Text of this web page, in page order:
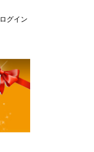
ログイン